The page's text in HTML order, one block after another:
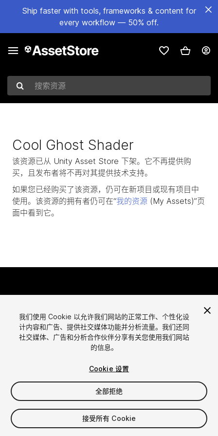
Ship faster with tools, frameworks & content for
every workflow — 50% off.
搜索资源
Cool Ghost Shader
该资源已从 Unity Asset Store 下架。它不再提供购
买，且发布者将不再对其提供技术支持。
如果您已经购买了该资源，仍可在新项目或现有项目中
使用。该资源的拥有者仍可在“我的资源 (My Assets)”页
面中看到它。
语言
日本語
通过Unity出售资源
出售资源
资源上传指南
发布商登录
常见问题
我们使用 Cookie 以允许我们网站的正常工作、个性化设
计内容和广告、提供社交媒体功能并分析流量。我们还同
社交媒体、广告和分析合作伙伴分享有关您使用我们网站
的信息。
Cookie 设置
全部拒绝
接受所有 Cookie